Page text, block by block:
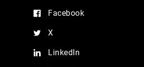
Facebook
X
LinkedIn